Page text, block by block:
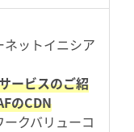
ットイニシア
ービスのご紹
のCDN
クバリューコ